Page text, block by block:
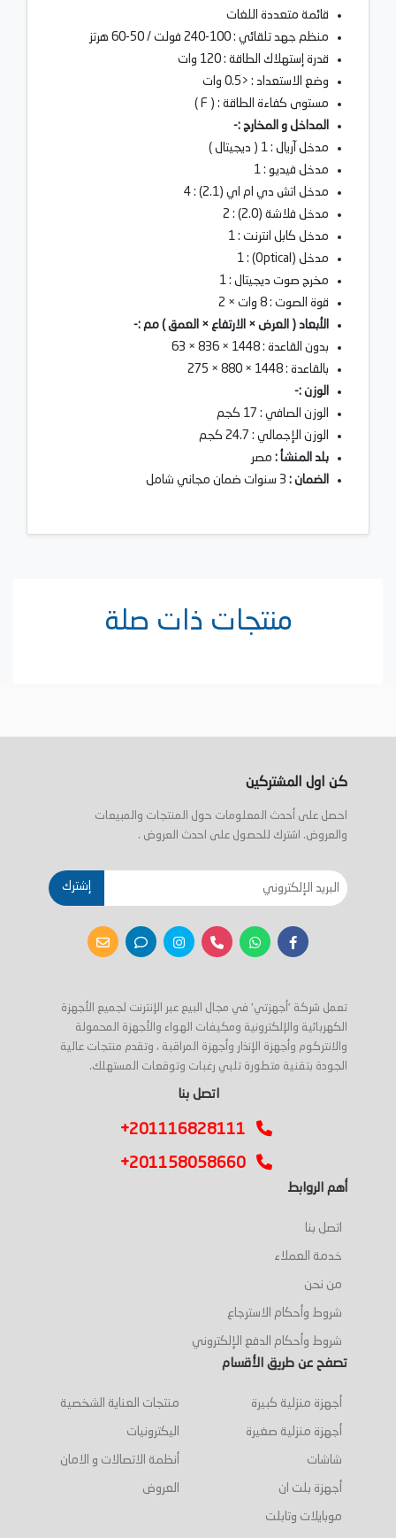
قائمة متعددة اللغات
منظم جهد تلقائي : 100-240 فولت / 50-60 هرتز
قدرة إستهلاك الطاقة : 120 وات
وضع الاستعداد : <0.5 وات
مستوى كفاءة الطاقة : ( F )
المداخل و المخارج :-
مدخل آريال : 1 ( ديجيتال )
مدخل فيديو : 1
مدخل اتش دي ام اي (2.1) : 4
مدخل فلاشة (2.0) : 2
مدخل كابل انترنت : 1
مدخل (Optical) : 1
مخرج صوت ديجيتال : 1
قوة الصوت : 8 وات × 2
الأبعاد ( العرض × الارتفاع × العمق ) مم :-
بدون القاعدة : 1448 × 836 × 63
بالقاعدة : 1448 × 880 × 275
الوزن :-
الوزن الصافي : 17 كجم
الوزن الإجمالي : 24.7 كجم
بلد المنشأ : مصر
الضمان :
منتجات ذات صلة
كن اول المشتركين
احصل على أحدث المعلومات حول المنتجات والمبيعات
والعروض. اشترك للحصول على احدث العروض .
إشترك
تعمل شركة 'أجهزتي' في مجال البيع عبر الإنترنت لجميع الأجهزة
الكهربائية والإلكترونية ومكيفات الهواء والأجهزة المحمولة
والانتركوم وأجهزة الإنذار وأجهزة المراقبة ، وتقدم منتجات عالية
الجودة بتقنية متطورة تلبي رغبات وتوقعات المستهلك.
اتصل بنا
+201116828111
+201158058660
أهم الروابط
اتصل بنا
خدمة العملاء
من نحن
شروط وأحكام الاسترجاع
شروط وأحكام الدفع الإلكتروني
تصفح عن طريق الأقسام
أجهزة منزلية كبيرة
أجهزة منزلية صغيرة
شاشات
أجهزة بلت ان
موبايلات وتابلت
منتجات العناية الشخصية
اليكترونيات
أنظمة الاتصالات و الامان
العروض